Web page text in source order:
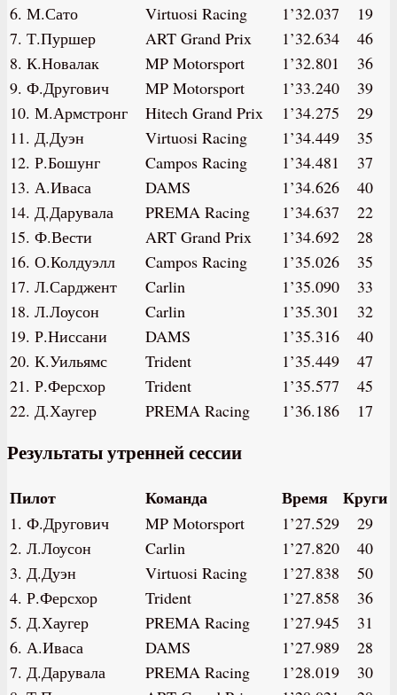
6. М.Сато
Virtuosi Racing 1’32.037
19
7. Т.Пуршер
ART Grand Prix 1’32.634
46
8. К.Новалак
MP Motorsport 1’32.801
36
9. Ф.Другович
MP Motorsport 1’33.240
39
10. М.Армстронг
Hitech Grand Prix 1’34.275
29
11. Д.Дуэн
Virtuosi Racing 1’34.449
35
12. Р.Бошунг
Campos Racing 1’34.481
37
13. А.Иваса
DAMS 1’34.626
40
14. Д.Дарувала
PREMA Racing 1’34.637
22
15. Ф.Вести
ART Grand Prix 1’34.692
28
16. О.Колдуэлл
Campos Racing 1’35.026
35
17. Л.Сарджент
Carlin 1’35.090
33
18. Л.Лоусон
Carlin 1’35.301
32
19. Р.Ниссани
DAMS 1’35.316
40
20. К.Уильямс
Trident 1’35.449
47
21. Р.Ферсхор
Trident 1’35.577
45
22. Д.Хаугер
PREMA Racing 1’36.186 17
Результаты утренней сессии
Пилот Команда Время Круги
1. Ф.Другович MP Motorsport 1’27.529
29
2. Л.Лоусон
Carlin 1’27.820
40
3. Д.Дуэн
Virtuosi Racing 1’27.838
50
4. Р.Ферсхор
Trident 1’27.858
36
5. Д.Хаугер
PREMA Racing 1’27.945
31
6. А.Иваса
DAMS 1’27.989
28
7. Д.Дарувала
PREMA Racing 1’28.019
30